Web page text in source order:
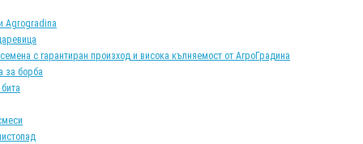
Agrogradina
с гарантиран произход и висока кълняемост от АгроГрадина
за борба